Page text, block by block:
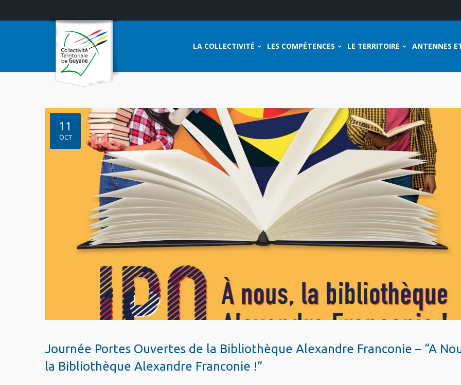
LA COLLECTIVITÉ LES COMPÉTENCES LE TERRITOIRE ANTENNES
11
OCT
Journée Portes Ouvertes de la Bibliothèque Alexandre Franconie – “A
la Bibliothèque Alexandre Franconie !”